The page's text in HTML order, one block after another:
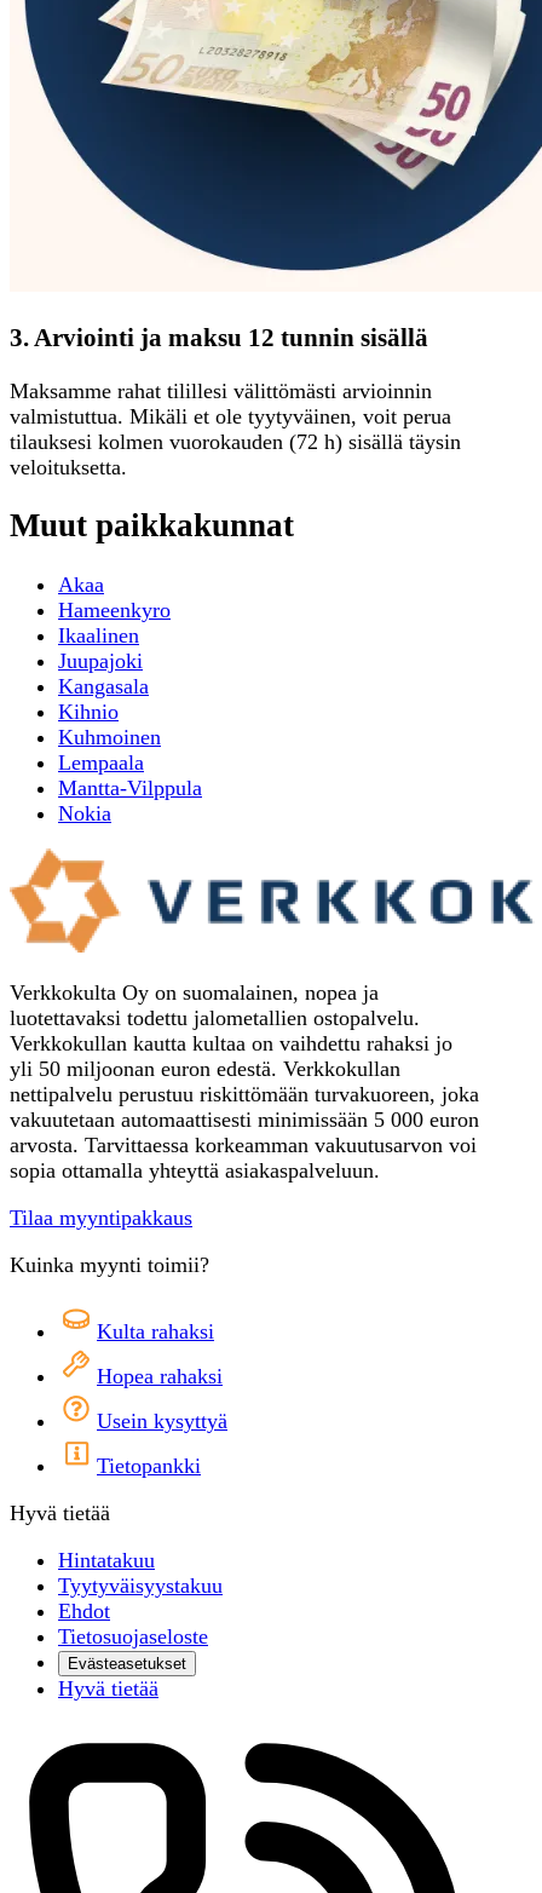
3. Arviointi ja maksu 12 tunnin sisällä
Maksamme rahat tilillesi välittömästi arvioinnin
valmistuttua. Mikäli et ole tyytyväinen, voit perua
tilauksesi kolmen vuorokauden (72 h) sisällä täysin
veloituksetta.
Muut paikkakunnat
Akaa
Hameenkyro
Ikaalinen
Juupajoki
Kangasala
Kihnio
Kuhmoinen
Lempaala
Mantta-Vilppula
Nokia
Verkkokulta Oy on suomalainen, nopea ja
luotettavaksi todettu jalometallien ostopalvelu.
Verkkokullan kautta kultaa on vaihdettu rahaksi jo
yli 50 miljoonan euron edestä. Verkkokullan
nettipalvelu perustuu riskittömään turvakuoreen, joka
vakuutetaan automaattisesti minimissään 5 000 euron
arvosta. Tarvittaessa korkeamman vakuutusarvon voi
sopia ottamalla yhteyttä asiakaspalveluun.
Tilaa myyntipakkaus
Kuinka myynti toimii?
Kulta rahaksi
Hopea rahaksi
Usein kysyttyä
Tietopankki
Hyvä tietää
Hintatakuu
Tyytyväisyystakuu
Ehdot
Tietosuojaseloste
Evästeasetukset
Hyvä tietää